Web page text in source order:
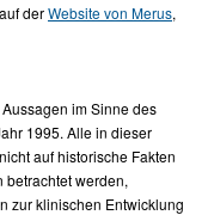
derWebsite von Merus,
im Sinne des
1995. Alle in dieser
auf historische Fakten
betrachtet werden,
zur klinischen Entwicklung